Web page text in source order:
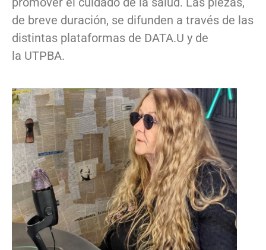
de breve duración, se difunden a través de las
distintas plataformas de DATA.U y de
la UTPBA.